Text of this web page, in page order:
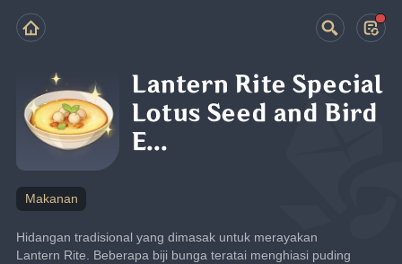
Lantern Rite Special
Lotus Seed and Bird
E...
Makanan
Hidangan tradisional yang dimasak untuk merayakan
Lantern Rite. Beberapa biji bunga teratai menghiasi puding